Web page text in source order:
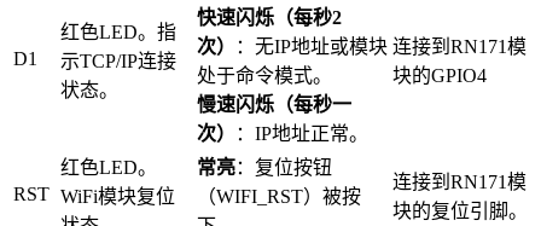
D1
红色LED。指
示TCP/IP连接
状态。
快速闪烁（每秒2
次）
：无IP地址或模块
处于命令模式。
慢速闪烁（每秒一
次）
：IP地址正常。
连接到RN171模
块的GPIO4
RST
红色LED。
WiFi模块复位
常亮：复位按钮
（WIFI_RST）被按
连接到RN171模
块的复位引脚。